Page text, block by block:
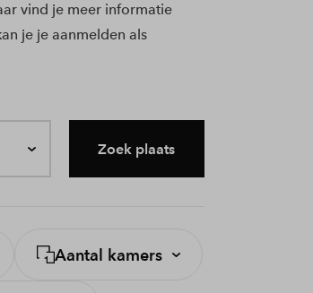
vind je meer informatie
je je aanmelden als
Zoek plaats
Aantal kamers